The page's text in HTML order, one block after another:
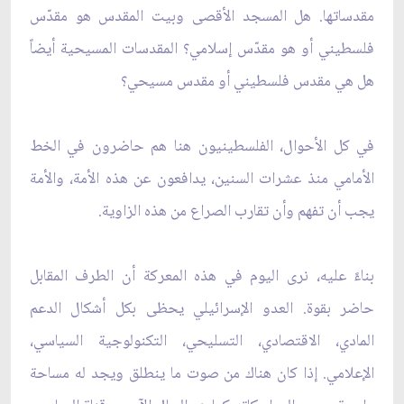
مقدساتها. هل المسجد الأقصى وبيت المقدس هو مقدّس
فلسطيني أو هو مقدّس إسلامي؟ المقدسات المسيحية أيضاً
هل هي مقدس فلسطيني أو مقدس مسيحي؟
في كل الأحوال، الفلسطينيون هنا هم حاضرون في الخط
الأمامي منذ عشرات السنين، يدافعون عن هذه الأمة، والأمة
يجب أن تفهم وأن تقارب الصراع من هذه الزاوية.
بناءً عليه، نرى اليوم في هذه المعركة أن الطرف المقابل
حاضر بقوة. العدو الإسرائيلي يحظى بكل أشكال الدعم
المادي، الاقتصادي، التسليحي، التكنولوجية السياسي،
الإعلامي. إذا كان هناك من صوت ما ينطلق ويجد له مساحة